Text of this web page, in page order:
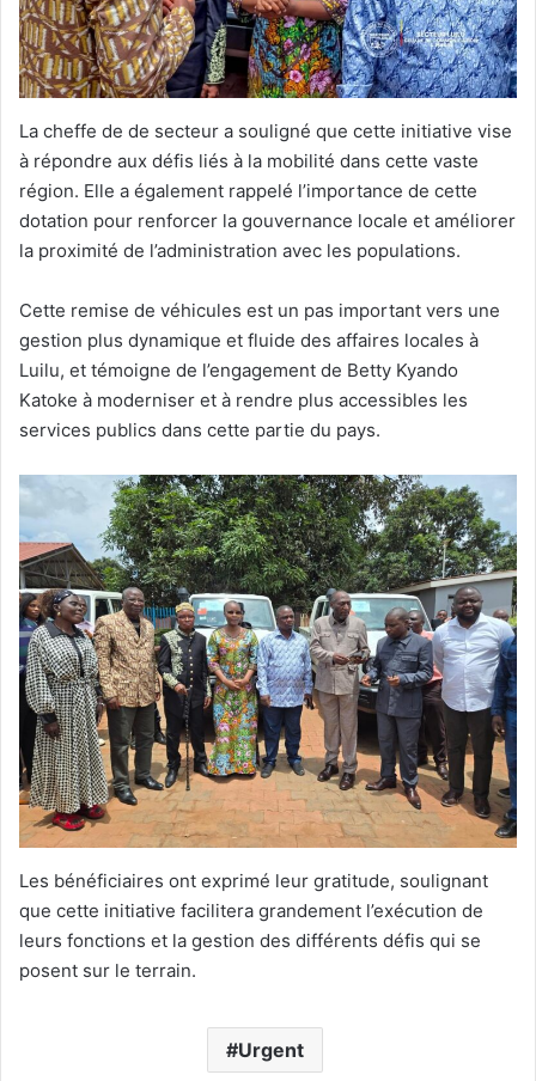
La cheffe de de secteur a souligné que cette initiative vise
à répondre aux défis liés à la mobilité dans cette vaste
région. Elle a également rappelé l’importance de cette
dotation pour renforcer la gouvernance locale et améliorer
la proximité de l’administration avec les populations.
Cette remise de véhicules est un pas important vers une
gestion plus dynamique et fluide des affaires locales à
Luilu, et témoigne de l’engagement de Betty Kyando
Katoke à moderniser et à rendre plus accessibles les
services publics dans cette partie du pays.
Les bénéficiaires ont exprimé leur gratitude, soulignant
que cette initiative facilitera grandement l’exécution de
leurs fonctions et la gestion des différents défis qui se
posent sur le terrain.
Urgent